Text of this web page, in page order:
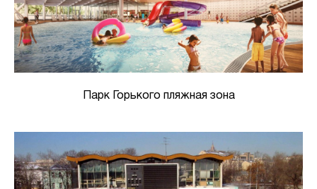
Парк Горького пляжная зона